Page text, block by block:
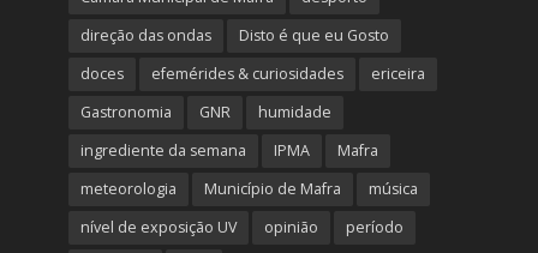
direção das ondas
Disto é que eu Gosto
doces
efemérides & curiosidades
ericeira
Gastronomia
GNR
humidade
ingrediente da semana
IPMA
Mafra
meteorologia
Município de Mafra
música
nível de exposição UV
opinião
período